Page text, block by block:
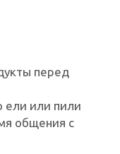
перед
ели или пили
общения с